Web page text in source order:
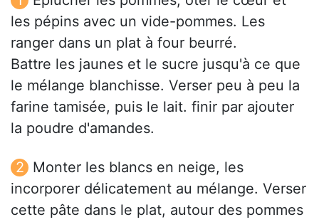
les pépins avec un vide-pommes. Les
ranger dans un plat à four beurré.
Battre les jaunes et le sucre jusqu'à ce que
le mélange blanchisse. Verser peu à peu la
farine tamisée, puis le lait. finir par ajouter
la poudre d'amandes.
Monter les blancs en neige, les
incorporer délicatement au mélange. Verser
cette pâte dans le plat, autour des pommes